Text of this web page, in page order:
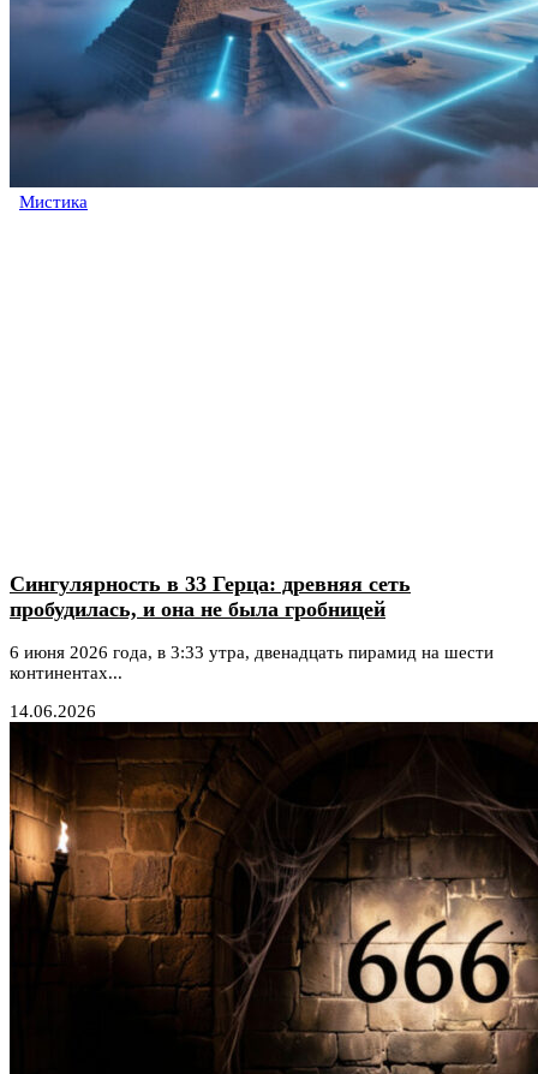
Мистика
Сингулярность в 33 Герца: древняя сеть
пробудилась, и она не была гробницей
6 июня 2026 года, в 3:33 утра, двенадцать пирамид на шести
континентах...
14.06.2026